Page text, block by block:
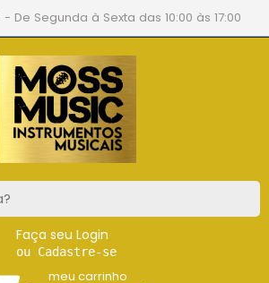
- De Segunda à Sexta das 10:00 às 17:00
Faça seu Login
ou Cadastre-se
meu carrinho